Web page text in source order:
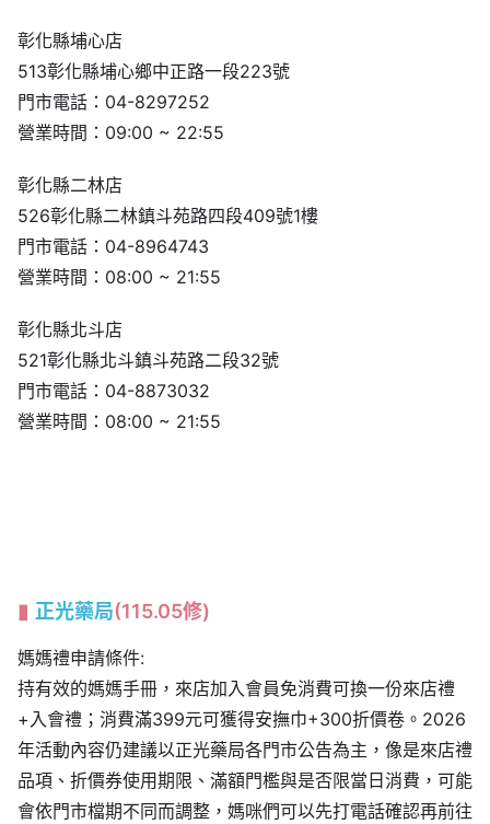
彰化縣埔心店
513彰化縣埔心鄉中正路一段223號
門市電話：04-8297252
營業時間：09:00 ~ 22:55
彰化縣二林店
526彰化縣二林鎮斗苑路四段409號1樓
門市電話：04-8964743
營業時間：08:00 ~ 21:55
彰化縣北斗店
521彰化縣北斗鎮斗苑路二段32號
門市電話：04-8873032
營業時間：08:00 ~ 21:55
正光藥局(115.05修)
媽媽禮申請條件:
持有效的媽媽手冊，來店加入會員免消費可換一份來店禮
+入會禮；消費滿399元可獲得安撫巾+300折價卷。2026
年活動內容仍建議以正光藥局各門市公告為主，像是來店禮
品項、折價券使用期限、滿額門檻與是否限當日消費，可能
會依門市檔期不同而調整，媽咪們可以先打電話確認再前往